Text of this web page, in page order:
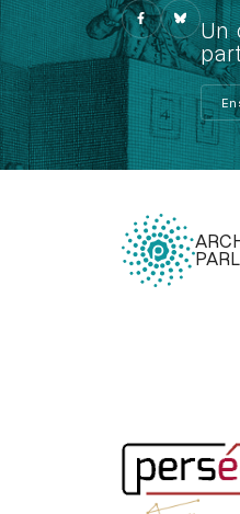
Un
En